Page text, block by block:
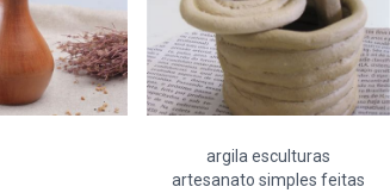
argila esculturas
artesanato simples feitas